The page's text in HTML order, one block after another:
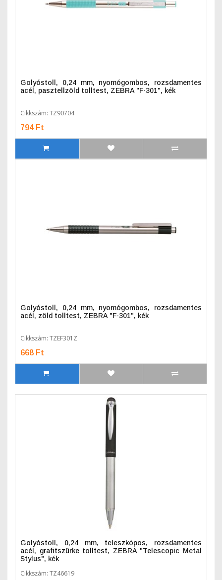
Golyóstoll, 0,24 mm, nyomógombos, rozsdamentes
acél, pasztellzöld tolltest, ZEBRA "F-301", kék
Cikkszám: TZ90704
794 Ft
Golyóstoll, 0,24 mm, nyomógombos, rozsdamentes
acél, zöld tolltest, ZEBRA "F-301", kék
Cikkszám: TZEF301Z
668 Ft
Golyóstoll, 0,24 mm, teleszkópos, rozsdamentes
acél, grafitszürke tolltest, ZEBRA "Telescopic Metal
Stylus", kék
Cikkszám: TZ46619